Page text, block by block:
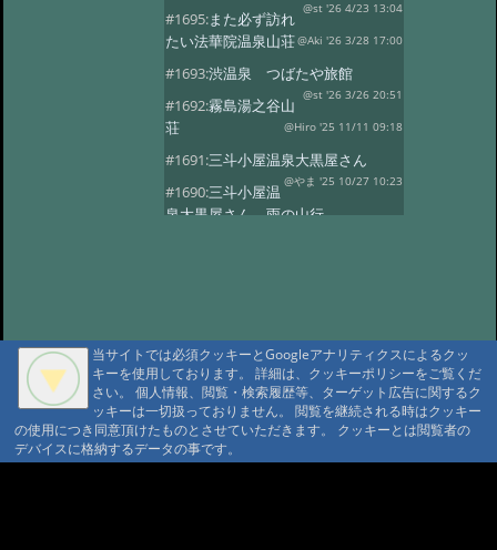
@st '26 4/23 13:04
#1695:また必ず訪れ
たい法華院温泉山荘@Aki '26 3/28 17:00
#1693:渋温泉 つばたや旅館
@st '26 3/26 20:51
#1692:霧島湯之谷山
荘
@Hiro '25 11/11 09:18
#1691:三斗小屋温泉大黒屋さん
@やま '25 10/27 10:23
#1690:三斗小屋温
泉大黒屋さん 雨の山行
#1686:何度でも行きたい宿 三斗小屋
温泉大黒屋
@府中のぼる '25 10/17 08:55
#1685:最高のお風呂 三斗小屋温泉大
黒屋
@Naotan '25 10/12 09:11
#1684:お湯良し、ご飯良し、人良し
当サイトでは必須クッキーとGoogleアナリティクスによるクッ
キーを使用しております。 詳細は、クッキーポリシーをご覧くだ
さい。 個人情報、閲覧・検索履歴等、ターゲット広告に関するク
ッキーは一切扱っておりません。 閲覧を継続される時はクッキー
の使用につき同意頂けたものとさせていただきます。 クッキーとは閲覧者の
デバイスに格納するデータの事です。